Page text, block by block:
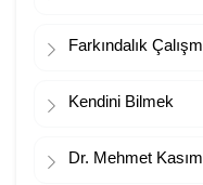
Farkındalık
Kendini Bilmek
Dr. Mehmet